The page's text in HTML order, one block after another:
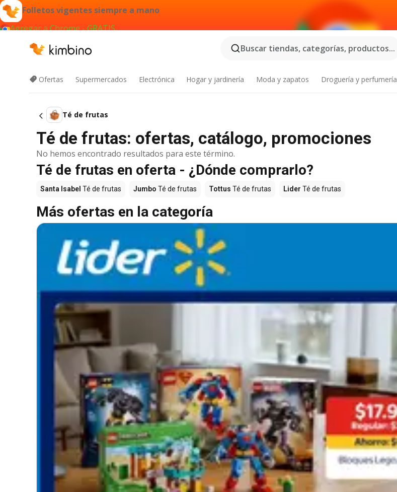
Folletos vigentes siempre a mano
Agregar a Chrome - GRATIS
Buscar tiendas, categorías, productos...
Ofertas Supermercados Electrónica Hogar y jardinería Moda y zapatos Droguería y perfumería
Té de frutas
Té de frutas: ofertas, catálogo, promociones
No hemos encontrado resultados para este término.
Té de frutas en oferta - ¿Dónde comprarlo?
Santa Isabel Té de frutas Jumbo Té de frutas Tottus Té de frutas Lider Té de frutas
Más ofertas en la categoría